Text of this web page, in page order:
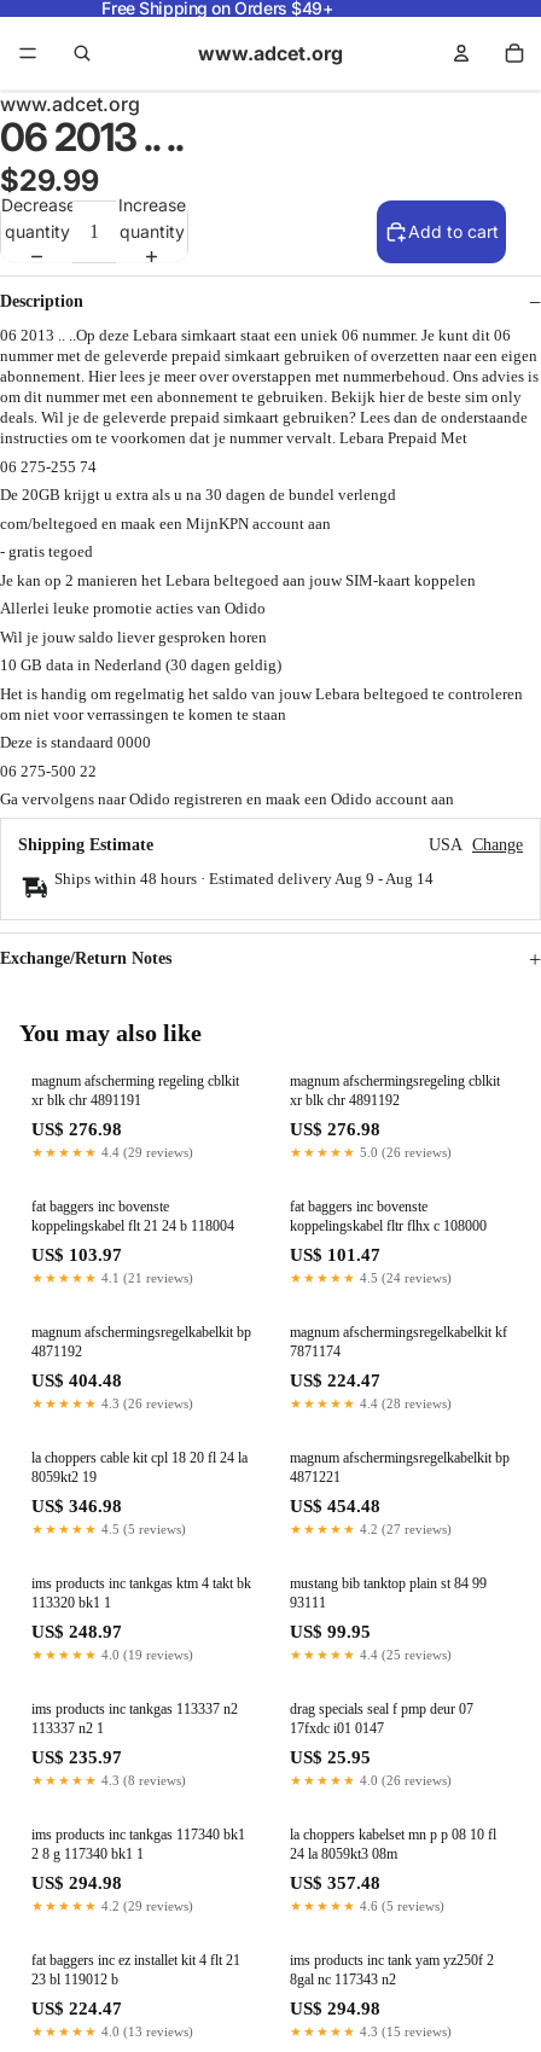
Free Shipping on Orders $49+
www.adcet.org
www.adcet.org
06 2013 .. ..
$29.99
Decrease
quantity
Increase
quantity
Add to cart
Description
06 2013 .. ..Op deze Lebara simkaart staat een uniek 06 nummer. Je kunt dit 06
nummer met de geleverde prepaid simkaart gebruiken of overzetten naar een eigen
abonnement. Hier lees je meer over overstappen met nummerbehoud. Ons advies is
om dit nummer met een abonnement te gebruiken. Bekijk hier de beste sim only
deals. Wil je de geleverde prepaid simkaart gebruiken? Lees dan de onderstaande
instructies om te voorkomen dat je nummer vervalt. Lebara Prepaid Met
06 275-255 74
De 20GB krijgt u extra als u na 30 dagen de bundel verlengd
com/beltegoed en maak een MijnKPN account aan
- gratis tegoed
Je kan op 2 manieren het Lebara beltegoed aan jouw SIM-kaart koppelen
Allerlei leuke promotie acties van Odido
Wil je jouw saldo liever gesproken horen
10 GB data in Nederland (30 dagen geldig)
Het is handig om regelmatig het saldo van jouw Lebara beltegoed te controleren
om niet voor verrassingen te komen te staan
Deze is standaard 0000
06 275-500 22
Ga vervolgens naar Odido registreren en maak een Odido account aan
Shipping Estimate USA Change
Ships within 48 hours · Estimated delivery Aug 9 - Aug 14
Exchange/Return Notes
You may also like
magnum afscherming regeling cblkit
xr blk chr 4891191
US$ 276.98
★★★★★ 4.4 (29 reviews)
magnum afschermingsregeling cblkit
xr blk chr 4891192
US$ 276.98
★★★★★ 5.0 (26 reviews)
fat baggers inc bovenste
koppelingskabel flt 21 24 b 118004
US$ 103.97
★★★★★ 4.1 (21 reviews)
fat baggers inc bovenste
koppelingskabel fltr flhx c 108000
US$ 101.47
★★★★★ 4.5 (24 reviews)
magnum afschermingsregelkabelkit bp
4871192
US$ 404.48
★★★★★ 4.3 (26 reviews)
magnum afschermingsregelkabelkit kf
7871174
US$ 224.47
★★★★★ 4.4 (28 reviews)
la choppers cable kit cpl 18 20 fl 24 la
8059kt2 19
US$ 346.98
★★★★★ 4.5 (5 reviews)
magnum afschermingsregelkabelkit bp
4871221
US$ 454.48
★★★★★ 4.2 (27 reviews)
ims products inc tankgas ktm 4 takt bk
113320 bk1 1
US$ 248.97
★★★★★ 4.0 (19 reviews)
mustang bib tanktop plain st 84 99
93111
US$ 99.95
★★★★★ 4.4 (25 reviews)
ims products inc tankgas 113337 n2
113337 n2 1
US$ 235.97
★★★★★ 4.3 (8 reviews)
drag specials seal f pmp deur 07
17fxdc i01 0147
US$ 25.95
★★★★★ 4.0 (26 reviews)
ims products inc tankgas 117340 bk1
2 8 g 117340 bk1 1
US$ 294.98
★★★★★ 4.2 (29 reviews)
la choppers kabelset mn p p 08 10 fl
24 la 8059kt3 08m
US$ 357.48
★★★★★ 4.6 (5 reviews)
fat baggers inc ez installet kit 4 flt 21
23 bl 119012 b
US$ 224.47
★★★★★ 4.0 (13 reviews)
ims products inc tank yam yz250f 2
8gal nc 117343 n2
US$ 294.98
★★★★★ 4.3 (15 reviews)